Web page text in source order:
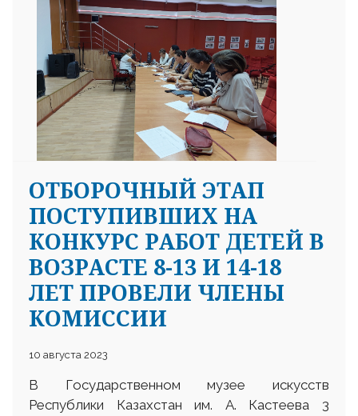
ОТБОРОЧНЫЙ ЭТАП
ПОСТУПИВШИХ НА
КОНКУРС РАБОТ ДЕТЕЙ В
ВОЗРАСТЕ 8-13 И 14-18
ЛЕТ ПРОВЕЛИ ЧЛЕНЫ
КОМИССИИ
10 августа 2023
В Государственном музее искусств
Республики Казахстан им. А. Кастеева 3